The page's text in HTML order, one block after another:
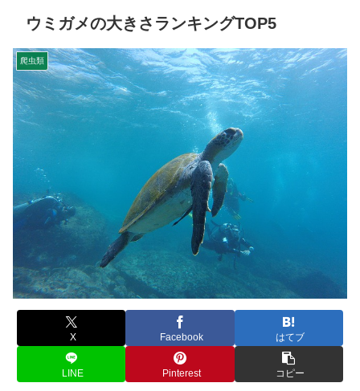
ウミガメの大きさランキングTOP5
爬虫類
X Facebook はてブ
LINE Pinterest コピー